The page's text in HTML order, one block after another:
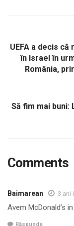
UEFA a decis
în Israel în
România,
Să fim mai buni:
Comments
Baimarean 3 ani
Avem McDonald’s
Răspunde